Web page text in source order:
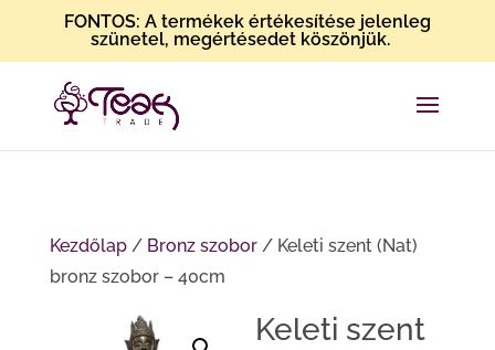
FONTOS: A termékek értékesítése jelenleg
szünetel, megértésedet köszönjük.
Kezdőlap/ Bronz szobor/ Keleti szent (Nat)
bronz szobor – 40cm
Keleti szent